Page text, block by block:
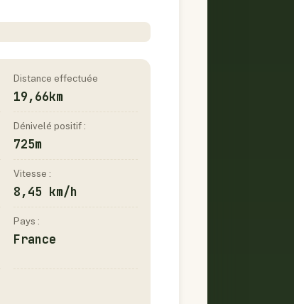
Distance effectuée
19,66km
Dénivelé positif :
725m
Vitesse :
8,45 km/h
Pays :
France